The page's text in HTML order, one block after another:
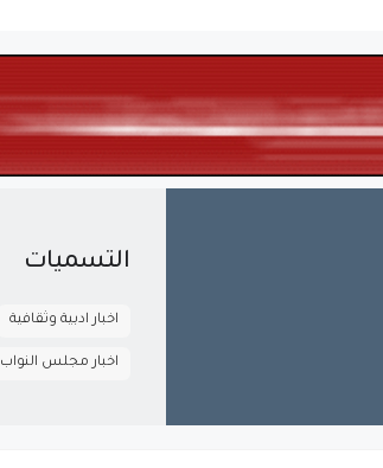
التسميات
اخبار ادبية وثقافية
اخبار مجلس النواب